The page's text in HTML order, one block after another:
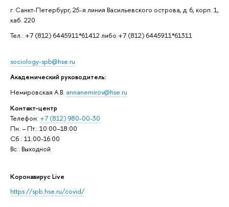
г. Санкт-Петербург, 25-я линия Васильевского острова, д. 6, корп. 1,
каб. 220
Тел.: +7 (812) 6445911*61412 либо +7 (812) 6445911*61311
sociology-spb@hse.ru
Академический руководитель:
Немировская А.В. annanemirov@hse.ru
Контакт-центр
Телефон: +7 (812) 980-00-30
Пн. – Пт.: 10:00–18:00
Сб.: 11:00-16:00
Вс.: Выходной
Коронавирус Live
https://spb.hse.ru/covid/